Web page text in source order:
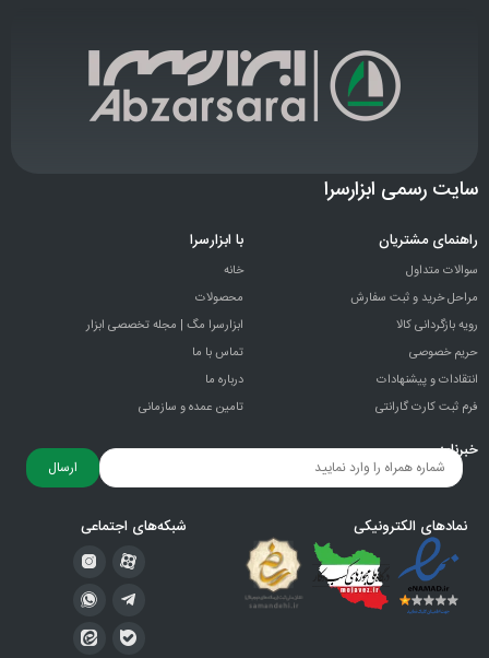
سایت رسمی ابزارسرا
راهنمای مشتریان
سوالات متداول
مراحل خرید و ثبت سفارش
رویه بازگردانی کالا
حریم خصوصی
انتقادات و پيشنهادات
فرم ثبت کارت گارانتی
با ابزارسرا
خانه
محصولات
ابزارسرا مگ | مجله تخصصی ابزار
تماس با ما
درباره ما
تامین عمده و سازمانی
خبرنامه
ارسال
نمادهای الکترونیکی شبکه‌های اجتماعی